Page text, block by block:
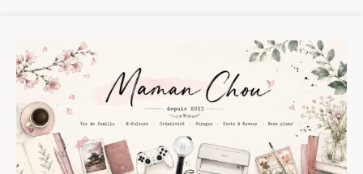
contenu